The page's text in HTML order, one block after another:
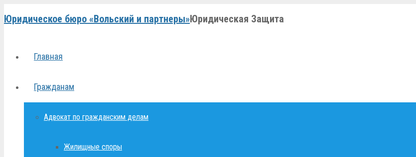
Юридическое бюро «Вольский и партнеры»Юридическая Защита
Главная
Гражданам
Адвокат по гражданским делам
Жилищные споры